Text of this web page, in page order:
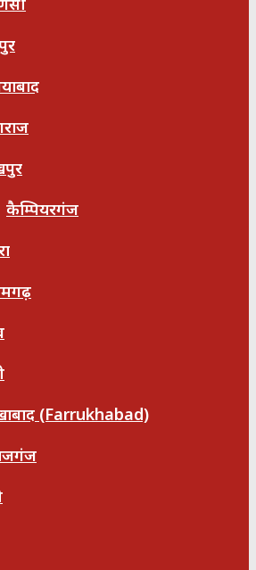
कैम्पियरगंज
(Farrukhabad)